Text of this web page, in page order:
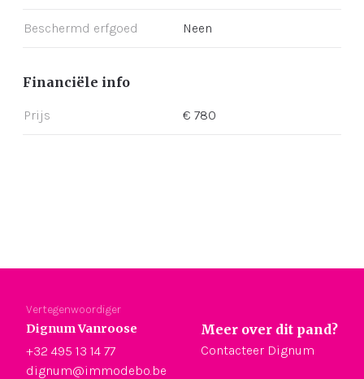
Beschermd erfgoed Neen
Financiële info
Prijs € 780
Vertegenwoordiger
Dignum Vanroose
+32 495 13 14 77
dignum@immodebo.be
Meer over dit pand?
Contacteer Dignum